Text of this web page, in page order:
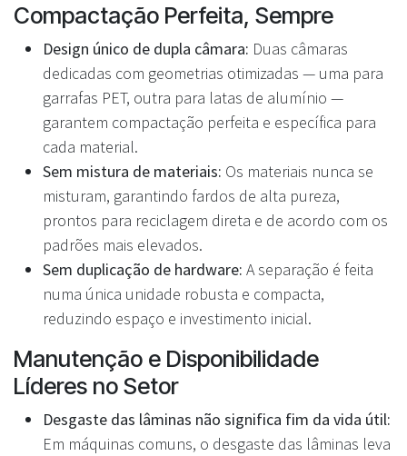
Compactação Perfeita, Sempre
Design único de dupla câmara: Duas câmaras
dedicadas com geometrias otimizadas — uma para
garrafas PET, outra para latas de alumínio —
garantem compactação perfeita e específica para
cada material.
Sem mistura de materiais: Os materiais nunca se
misturam, garantindo fardos de alta pureza,
prontos para reciclagem direta e de acordo com os
padrões mais elevados.
Sem duplicação de hardware: A separação é feita
numa única unidade robusta e compacta,
reduzindo espaço e investimento inicial.
Manutenção e Disponibilidade
Líderes no Setor
Desgaste das lâminas não significa fim da vida útil:
Em máquinas comuns, o desgaste das lâminas leva